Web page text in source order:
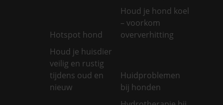
Hotspot hond
Houd je hond koel
– voorkom
oververhitting
Houd je huisdier
veilig en rustig
tijdens oud en
nieuw
Huidproblemen
bij honden